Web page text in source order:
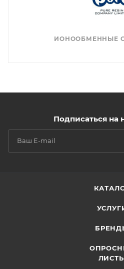
ИОНООБМЕННЫЕ
Подписаться на